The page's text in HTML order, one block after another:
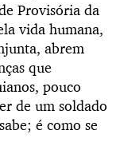
Provisória da
vida humana,
abrem
que
pouco
de um soldado
é como se